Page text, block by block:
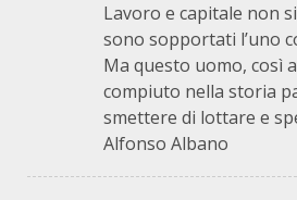
Lavoro e capitale non
sono sopportati l’uno
Ma questo uomo, così
compiuto nella storia
smettere di lottare e
Alfonso Albano